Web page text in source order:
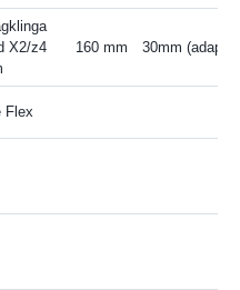
X2/z4
160 mm 30mm (adapt
Flex